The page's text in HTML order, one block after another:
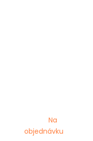
Na
objednávku